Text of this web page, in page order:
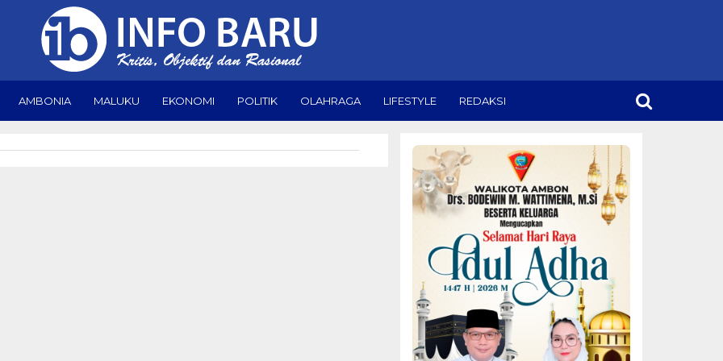
AMBONIA MALUKU EKONOMI POLITIK OLAHRAGA LIFESTYLE REDAKSI